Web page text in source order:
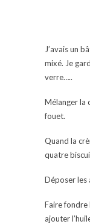
J’avais un
mixé. Je
verre…..
Mélanger la
fouet.
Quand la
quatre
Déposer les
Faire fondre
ajouter